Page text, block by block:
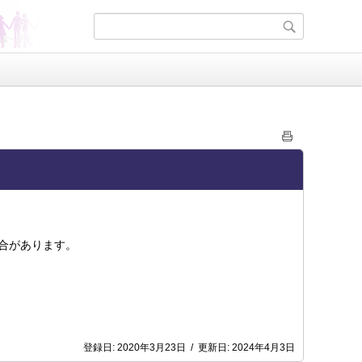
があります。
登録日: 2020年3月23日 / 更新日: 2024年4月3日